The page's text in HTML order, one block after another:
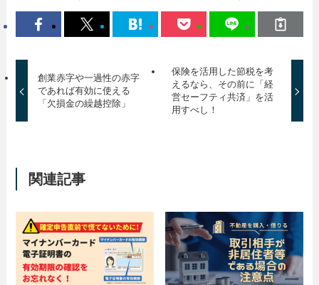
創業赤字や一過性の赤字
であれば有効に使える
「欠損金の繰越控除」
保険を活用した節税を考
えるなら、その前に「経
営セーフティ共済」を活
用すべし！
関連記事